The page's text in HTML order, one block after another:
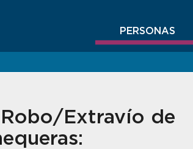
PERSONAS
Extravío de